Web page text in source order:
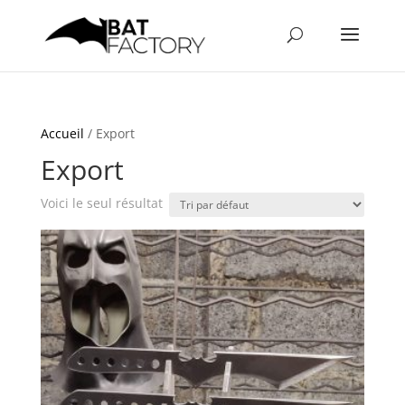
Accueil / Export
Export
Voici le seul résultat